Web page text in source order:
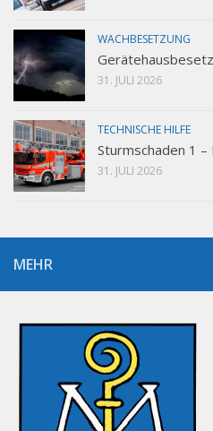
WACHBESETZUNG
31. JULI 2026
TECHNISCHE HILFE
Sturmschaden 1
31. JULI 2026
MEHR